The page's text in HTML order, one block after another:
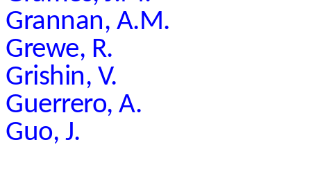
Grannan, A.M.
Grewe, R.
Grishin, V.
Guerrero, A.
Guo, J.